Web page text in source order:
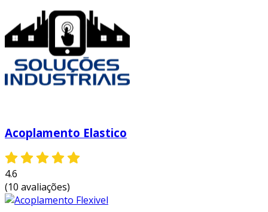
Acoplamento Elastico
4.6
(10 avaliações)